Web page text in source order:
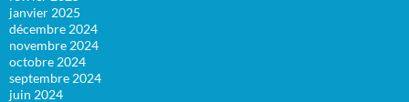
janvier 2025
décembre 2024
novembre 2024
octobre 2024
septembre 2024
juin 2024